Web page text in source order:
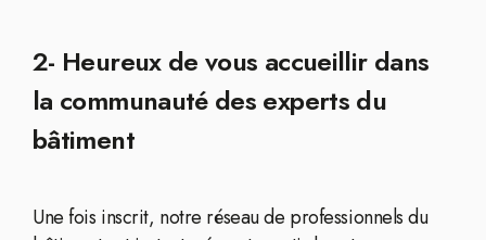
2- Heureux de vous accueillir dans
la communauté des experts du
bâtiment
Une fois inscrit, notre réseau de professionnels du